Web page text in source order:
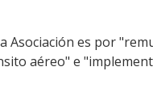
Asociación es por
aéreo" e